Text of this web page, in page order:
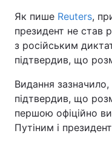
Як пише Reuters,
президент не став
з російським
підтвердив, що
Видання
підтвердив, що
першою офіційно
Путіним і